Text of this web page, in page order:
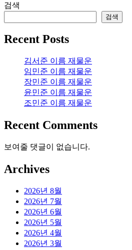
검색
검색
Recent Posts
김서준 이름 재물운
임민준 이름 재물운
장민준 이름 재물운
윤민준 이름 재물운
조민준 이름 재물운
Recent Comments
보여줄 댓글이 없습니다.
Archives
2026년 8월
2026년 7월
2026년 6월
2026년 5월
2026년 4월
2026년 3월